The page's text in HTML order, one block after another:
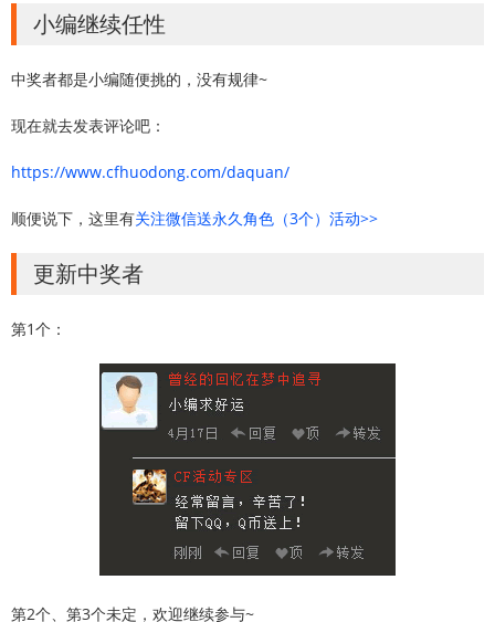
小编继续任性
中奖者都是小编随便挑的，没有规律~
现在就去发表评论吧：
https://www.cfhuodong.com/daquan/
顺便说下，这里有关注微信送永久角色（3个）活动>>
更新中奖者
第1个：
第2个、第3个未定，欢迎继续参与~